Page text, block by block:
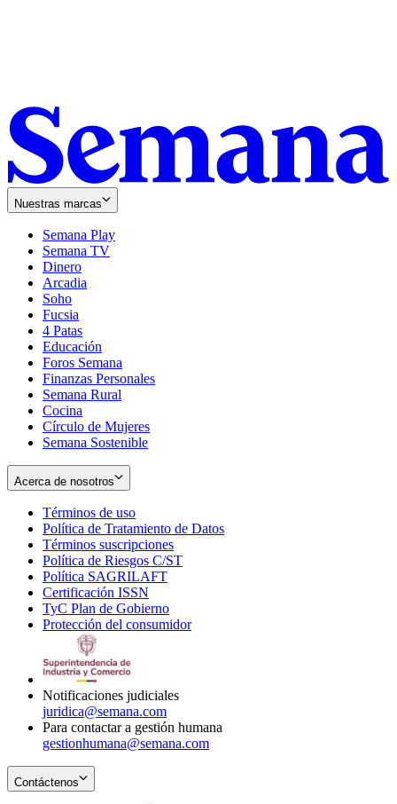
Nuestras marcas
Semana Play
Semana TV
Dinero
Arcadia
Soho
in
new
window
Fucsia
in
new
window
4 Patas
Educación
Foros Semana
Finanzas Personales
Semana Rural
Cocina
Círculo de Mujeres
Semana Sostenible
Acerca de nosotros
Términos de uso
in
new
window
Política de Tratamiento de Datos
Términos suscripciones
in
Política de Riesgos C/ST
Política SAGRILAFT
new
window
Certificación ISSN
in
new
TyC Plan de Gobierno
in
Protección del consumidorOpens
Notificaciones judiciales
juridica@semana.com
Para contactar a gestión humana
gestionhumana@semana.com
Contáctenos